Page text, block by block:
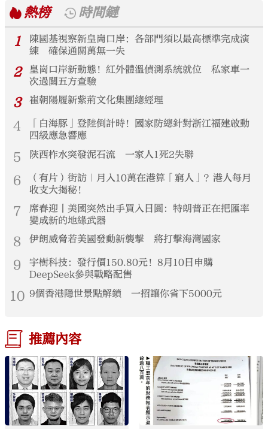
熱榜
時間鏈
1
陳國基視察新皇崗口岸：各部門須以最高標準完成演
練 確保通關萬無一失
2
皇崗口岸新動態！紅外體溫偵測系統就位 私家車一
次過關五方查驗
3 崔朝陽履新紫荊文化集團總經理
4
「白海豚」登陸倒計時！國家防總針對浙江福建啟動
四級應急響應
5 陝西柞水突發泥石流 一家人1死2失聯
6
（有片）街訪｜月入10萬在港算「窮人」？港人每月
收支大揭秘！
7
席春迎丨美國突然出手買入日圓：特朗普正在把匯率
變成新的地緣武器
8 伊朗威脅若美國發動新襲擊 將打擊海灣國家
9
宇樹科技：發行價150.80元！8月10日申購
DeepSeek參與戰略配售
10 9個香港隱世景點解鎖 一招讓你省下5000元
推薦內容